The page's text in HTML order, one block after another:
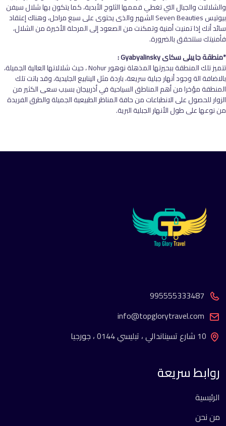
والشلالات والجبال التي تغطي قممها الثلوج الأبدية، كما يتكون بها شلال سيفن
بيوتيس Seven Beauties الشهير والذى يحتوى على سبع مراحل، وهناك إعتقاد
سائد أنك إذا تمنيت أمنية وتمكنت من الصعود إلى المرحلة الأخيرة من الشلال،
فأمنيتك ستتحقق بالضرورة.
*منطقة جايبلى سكاى Gyabyalinsky :
تتميز تلك المنطقة ببحيرتها المذهلة نوهور Nohur ، حيث شلالاتها العالية الجميلة،
بالاضافة الة وجود أنهار جبلية سريعة، باردة مثل الينابيع الجليدية، وقد باتت تلك
المنطقة مؤخرا من أهم المناطق السياحية في أذربيجان بسبب سعى الكثير من
الزوار للحصول على الانطباعات من حافة المناظر الطبيعية الجميلة والطرق الفريدة
من نوعها على طول الأنهار الجبلية البرية.
995555333487
info@topglorytravel.com
10 شارع تسيناندالي ، تبليسي 0144 ، جورجيا
روابط سريعة
الرئيسية
من نحن